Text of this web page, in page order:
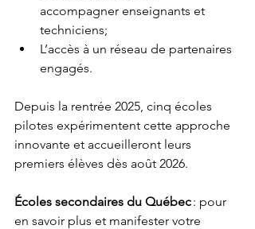
accompagner enseignants et
techniciens;
L’accès à un réseau de partenaires
engagés.
Depuis la rentrée 2025, cinq écoles
pilotes expérimentent cette approche
innovante et accueilleront leurs
premiers élèves dès août 2026.
Écoles secondaires du Québec : pour
en savoir plus et manifester votre